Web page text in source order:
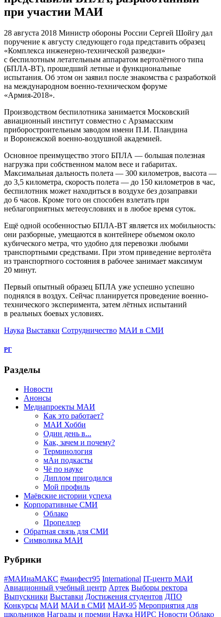
при участии МАИ
28 августа 2018 Министр обороны России Сергей Шойгу дал
поручение к августу следующего года представить образец
«Комплекса инженерно-технической разведки»
с беспилотным летательным аппаратом вертолётного типа
(БПЛА-ВТ), прошедший летные и функциональные
испытания. Об этом он заявил после знакомства с разработкой
на международном военно-техническом форуме
«Армия-2018».
Производством беспилотника занимается Московский
авиационный институт совместно с Арзамасским
приборостроительным заводом имени П.И. Пландина
и Воронежской военно-воздушной академией.
Основное преимущество этого БПЛА — большая полезная
нагрузка при собственном малом весе и габаритах.
Максимальная дальность полета — 300 километров, высота —
до 3,5 километра, скорость полета — до 150 километров в час,
беспилотник может находиться в воздухе без дозаправки
до 6 часов. Кроме того он способен взлетать при
неблагоприятных метеоусловиях и в любое время суток.
Ещё одной особенностью БПЛА-ВТ является их мобильность:
они разборные, умещаются в контейнере объемом около
кубического метра, что удобно для перевозки любыми
транспортными средствами. При этом приведение вертолёта
из транспортного состояния в рабочее занимает максимум
20 минут.
Первый опытный образец БПЛА уже успешно успешно
поднялся в воздух. Сейчас планируется проведение военно-
технического эксперимента, затем лётных испытаний
в реальных боевых условиях.
Наука Выставки Сотрудничество МАИ в СМИ
РГ
Разделы
Новости
Анонсы
Медиапроекты МАИ
Как это работает?
МАИ Хобби
Один день в...
Как, зачем и почему?
Терминология
мАи подкасты
Чё по науке
Диплом пригодился
Мой профиль
Маёвские истории успеха
Корпоративные СМИ
Облако
Пропеллер
Обратная связь для СМИ
Символика МАИ
Рубрики
#МАИнаМАКС #маифест95 International IT-центр МАИ
Авиационный учебный центр Артек Выборы ректора
Выпускники Выставки Достижения студентов ДПО
Конкурсы МАИ МАИ в СМИ МАИ-95 Мероприятия для
школьников Награды и премии Наука НИРС Новости Облако